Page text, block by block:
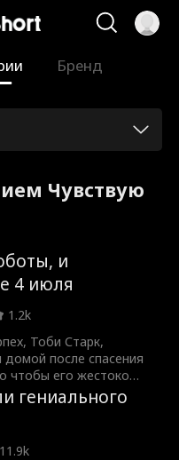
Бренд
Чувствую
и
4 июля
1.2k
Тоби Старк,
после спасения
чтобы его жестоко
которая даже не
что он самый богатый
Как Тобиас отомстит
гениального
11.9k